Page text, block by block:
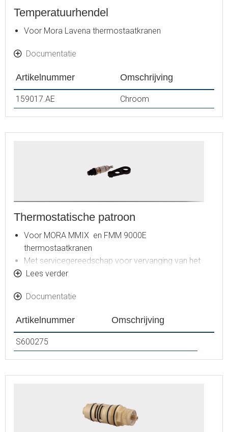
Temperatuurhendel
Voor Mora Lavena thermostaatkranen
Documentatie
Artikelnummer Omschrijving
159017.AE Chroom
Thermostatische patroon
Voor MORA MMIX en FMM 9000E
thermostaatkranen
Met servicegereedschap voor vervanging van het
patroon
Lees verder
Documentatie
Artikelnummer Omschrijving
S600275